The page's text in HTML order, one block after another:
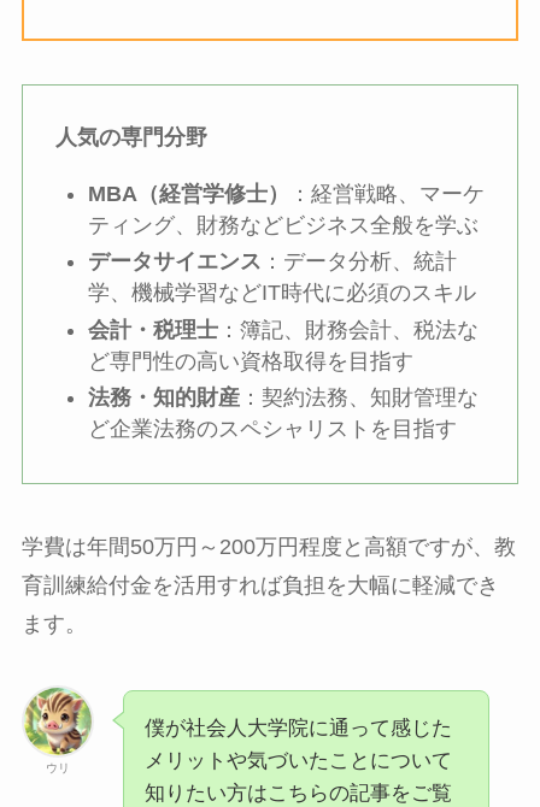
人気の専門分野
MBA（経営学修士）
：経営戦略、マーケ
ティング、財務などビジネス全般を学ぶ
データサイエンス ：データ分析、統計
学、機械学習などIT時代に必須のスキル
会計・税理士：簿記、財務会計、税法な
ど専門性の高い資格取得を目指す
法務・知的財産：契約法務、知財管理な
ど企業法務のスペシャリストを目指す
学費は年間50万円～200万円程度と高額ですが、教
育訓練給付金を活用すれば負担を大幅に軽減でき
ます。
ウリ
僕が社会人大学院に通って感じた
メリットや気づいたことについて
知りたい方はこちらの記事をご覧